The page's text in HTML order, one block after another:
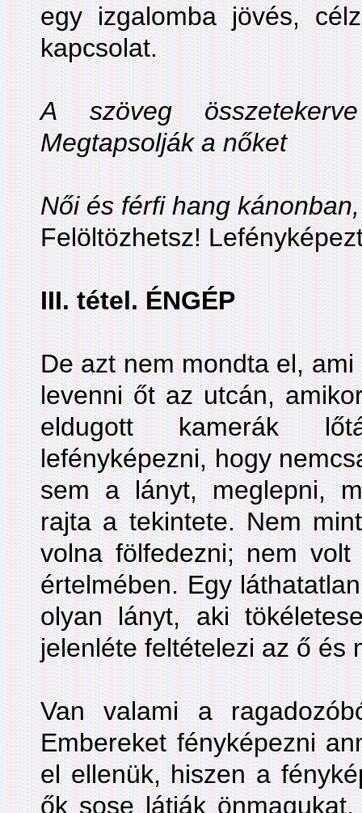
egy izgalomba jövés,
kapcsolat.
A szöveg
Megtapsolják a nőket
Női és férfi hang
Felöltözhetsz!
III. tétel. ÉNGÉP
De azt nem mondta el,
levenni őt az utcán,
eldugott kamerák
lefényképezni, hogy
sem a lányt, meglepni,
rajta a tekintete. Nem
volna fölfedezni; nem
értelmében. Egy
olyan lányt, aki
jelenléte feltételezi az ő és
Van valami a
Embereket fényképezni
el ellenük, hiszen a
ők sose látják